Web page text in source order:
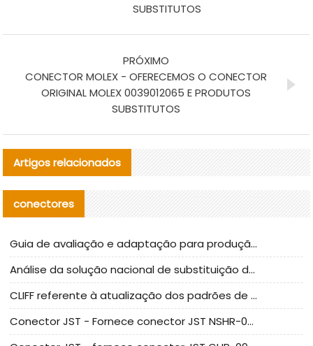
SUBSTITUTOS
PRÓXIMO
CONECTOR MOLEX - OFERECEMOS O CONECTOR
ORIGINAL MOLEX 0039012065 E PRODUTOS
SUBSTITUTOS
Artigos relacionados
conectores
Guia de avaliação e adaptação para produção em massa de componentes de cabos nacionais CNC Tech
Análise da solução nacional de substituição da linha de alta frequência I-PEX
CLIFF referente à atualização dos padrões de teste de conectores nacionais
Conector JST - Fornece conector JST NSHR-02V-S original | substituto